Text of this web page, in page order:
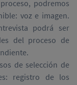
podremos
voz e imagen.
podrá ser
del proceso de
de selección de
registro de los